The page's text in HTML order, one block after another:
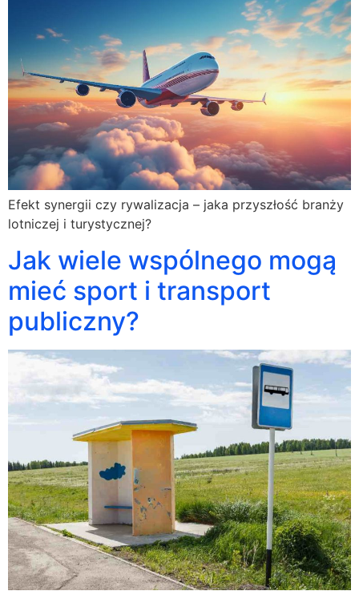
Efekt synergii czy rywalizacja – jaka przyszłość branży
lotniczej i turystycznej?
Jak wiele wspólnego mogą
mieć sport i transport
publiczny?